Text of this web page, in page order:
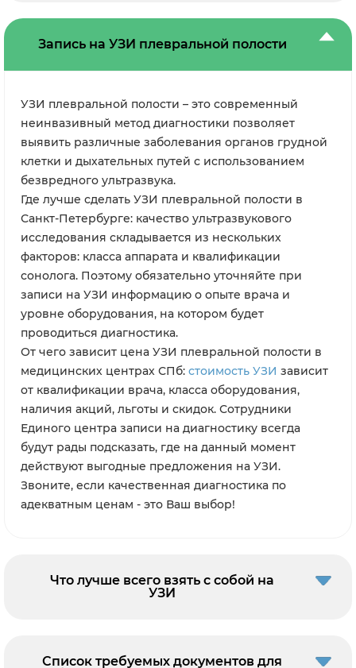
Запись на УЗИ плевральной полости
УЗИ плевральной полости – это современный
неинвазивный метод диагностики позволяет
выявить различные заболевания органов грудной
клетки и дыхательных путей с использованием
безвредного ультразвука.
Где лучше сделать УЗИ плевральной полости в
Санкт-Петербурге: качество ультразвукового
исследования складывается из нескольких
факторов: класса аппарата и квалификации
сонолога. Поэтому обязательно уточняйте при
записи на УЗИ информацию о опыте врача и
уровне оборудования, на котором будет
проводиться диагностика.
От чего зависит цена УЗИ плевральной полости в
медицинских центрах СПб: стоимость УЗИ зависит
от квалификации врача, класса оборудования,
наличия акций, льготы и скидок. Сотрудники
Единого центра записи на диагностику всегда
будут рады подсказать, где на данный момент
действуют выгодные предложения на УЗИ.
Звоните, если качественная диагностика по
адекватным ценам - это Ваш выбор!
Что лучше всего взять с собой на
УЗИ
Список требуемых документов для